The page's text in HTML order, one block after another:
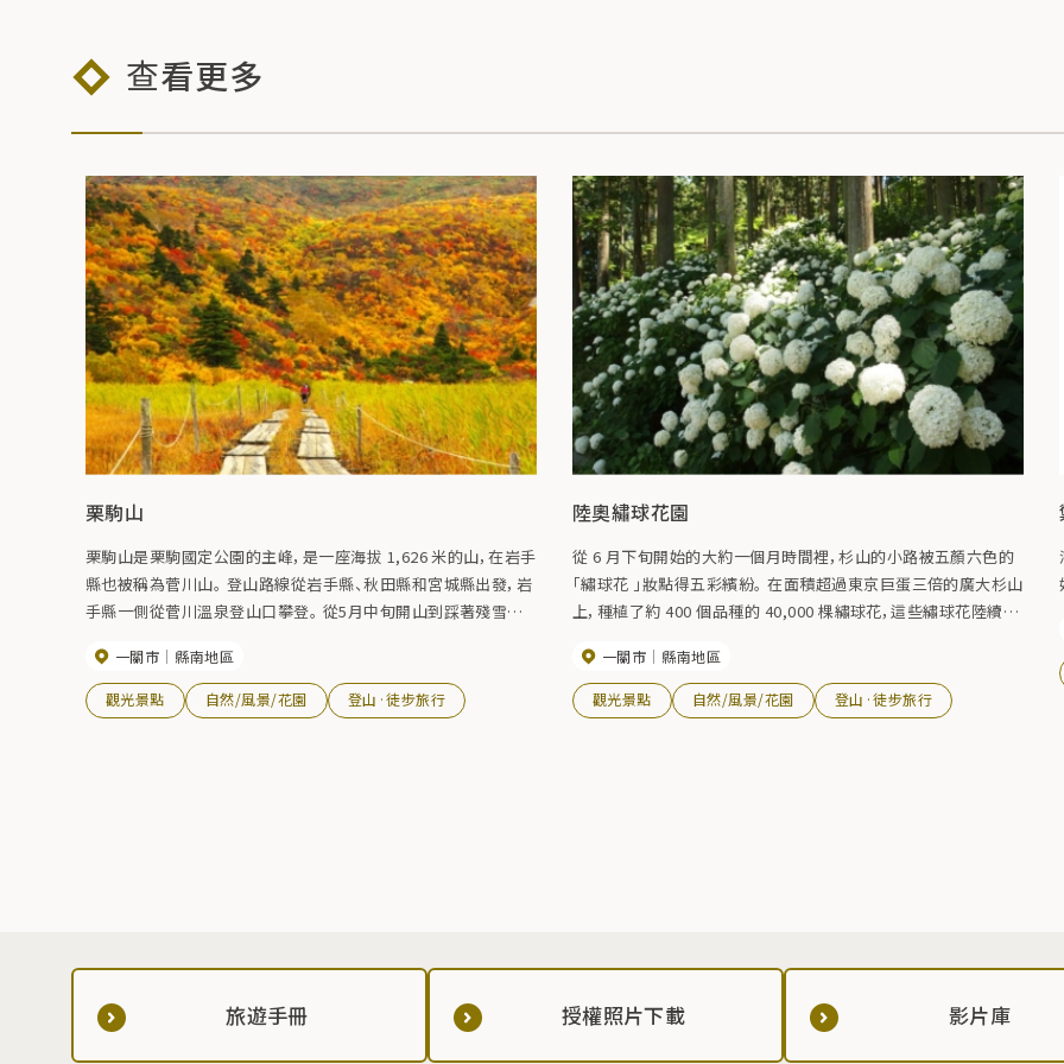
查看更多
栗駒山
栗駒山是栗駒國定公園的主峰，是一座海拔 1,626 米的山，在岩手
縣也被稱為菅川山。 登山路線從岩手縣、秋田縣和宮城縣出發，岩
手縣一側從菅川溫泉登山口攀登。 從5月中旬開山到踩著殘雪爬
月下旬開始彷彿山在燃燒的紅葉，以及11月閉山。 登山路線上沒
有任何難度，即使是中老年人也可以放心攀登。 從菅川溫泉小路
起點到山頂大約需要 2 小時。 * 11 月中旬 ~ 5 月上旬（國道 342
一關市 縣南地區
觀光景點 自然/風景/花園 登山·徒步旅行
陸奧繡球花園
從 6 月下旬開始的大約一個月時間裡，杉山的小路被五顏六色的
「繡球花 」妝點得五彩繽紛。 在面積超過東京巨蛋三倍的廣大杉山
上，種植了約 400 個品種的 40,000 棵繡球花，這些繡球花陸續綻
趣。 開放時間】每年 6 月下旬～7 月下旬 *2026年開放：6 月 27
日（六）～7 月 20 日（一）。
一關市 縣南地區
觀光景點 自然/風景/花園 登山·徒步旅行
旅遊手冊 授權照片下載 影片庫